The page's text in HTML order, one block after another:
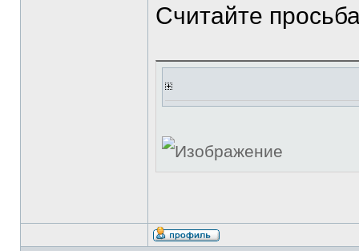
Считайте